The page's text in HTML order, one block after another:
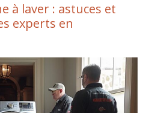
à laver : astuces et
experts en